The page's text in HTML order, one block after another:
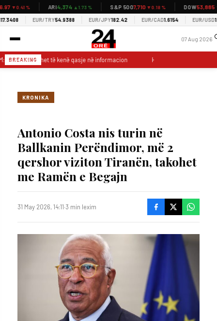
▼0.41 % ARI4,374▲1.73 % S&P 5007,710▼0.18 % DOW53,885
EUR/TRY54.9388 EUR/JPY182.42 EUR/CAD1.6154 EUR/USD
07 Aug 2026
BREAKING
Gazetarët duhet të kenë qasje në informacion Hoti: LDK ka vullnet
KRONIKA
Antonio Costa nis turin në
Ballkanin Perëndimor, më 2
qershor viziton Tiranën, takohet
me Ramën e Begajn
31 May 2026, 14:11·3 min lexim